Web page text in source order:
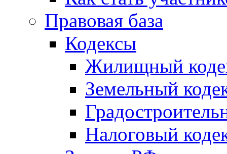
Правовая база
Кодексы
Жилищный
Земельный
Налоговый